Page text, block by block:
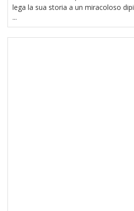
lega la sua storia a un miracoloso
...